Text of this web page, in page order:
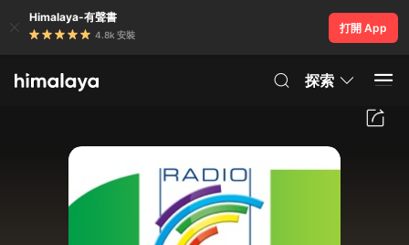
Himalaya-有聲書
4.8k 安裝
打開 App
探索